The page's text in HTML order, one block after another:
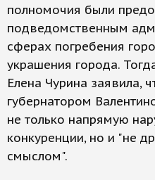
полномочия были
подведомственным
сферах погребения
украшения города.
Елена Чурина заявила,
губернатором
не только напрямую
конкуренции, но и "не
смыслом".